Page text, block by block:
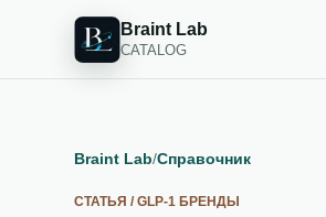
Braint Lab
CATALOG
Braint Lab/Справочник
СТАТЬЯ / GLP-1 БРЕНДЫ